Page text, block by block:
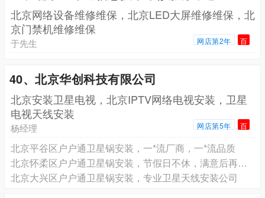
北京网络设备维修维保，北京LED大屏维修维保，北
京门禁机维修维保
于先生 网店第2年 百
40、北京华创科技有限公司
北京安装卫星电视，北京IPTV网络电视安装，卫星
电视天线安装
杨经理 网店第5年 百
北京平谷区户户通卫星锅安装，一*流厂商，一*流品质
北京怀柔区户户通卫星锅安装，节假日不休，满意后再付款
北京大兴区户户通卫星锅安装，专业卫星天线安装公司